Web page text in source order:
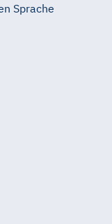
Sprache